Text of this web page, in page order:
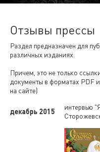
Отзывы прессы
Раздел предназначен для
различных изданиях.
Причем, это не только
документы в форматах PDF
на сайте)
декабрь 2015
интервью